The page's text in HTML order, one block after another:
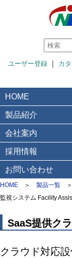
ユーザー登録｜ カ
HOME
製品紹介
会社案内
採用情報
お問い合わせ
HOME ＞ 製品一覧
監視システム Facility
SaaS提供ク
クラウド対応